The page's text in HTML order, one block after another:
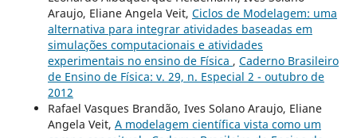
Araujo, Eliane Angela Veit, Ciclos de Modelagem: uma
alternativa para integrar atividades baseadas em
simulações computacionais e atividades
experimentais no ensino de Física , Caderno Brasileiro
de Ensino de Física: v. 29, n. Especial 2 - outubro de
2012
Rafael Vasques Brandão, Ives Solano Araujo, Eliane
Angela Veit, A modelagem científica vista como um